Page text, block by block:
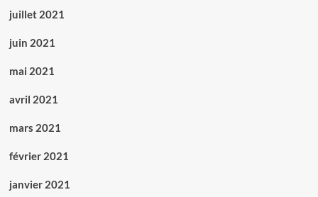
juillet 2021
juin 2021
mai 2021
avril 2021
mars 2021
février 2021
janvier 2021